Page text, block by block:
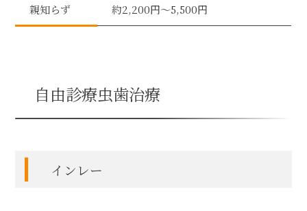
親知らず
約2,200円～5,500円
自由診療虫歯治療
インレー